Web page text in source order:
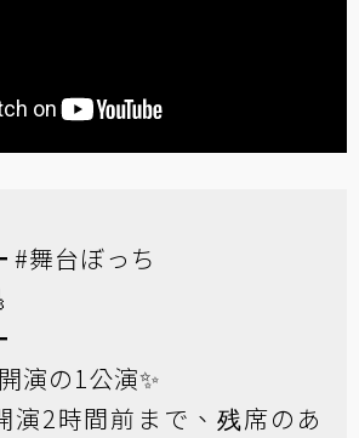
#舞台ぼっち
演の1公演✨
演2時間前まで、残席のあ